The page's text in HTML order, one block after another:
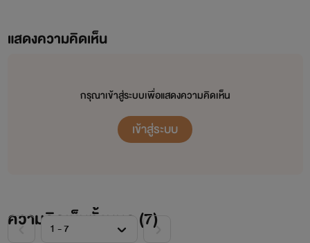
เวหาผู้นำทัพหลวงเพียงลำพังพระองค์เดียว นั่นทำให้พระนาง
คำตอบที่ได้คือ ผู้นำทัพหลวงจันผาคำนคร ยอมถอยทัพโดยง่าย
เพื่อรักษาชีวิตของเชลยศึกเพียงคนเดียว ทำให้พระนางปิ่นขวัญ ยัง
คงเข้าใจว่า ผู้ที่อยู่บนหลังช้างคือราชบุตรแห่ง จันผาคำนคร
พระทัย กริ้วหนัก โวยวายในห้องขัง อยู่เพียงลำพัง ต่อว่า เวหาโข่
เขลาหลงเชื่อคำพาทีของอิสตรีโดยง่าย ใยถึงไม่บุกตีเมืองศรีจำปา
แสดงความคิดเห็น
กรุณาเข้าสู่ระบบเพื่อแสดงความคิดเห็น
เข้าสู่ระบบ
ความคิดเห็นทั้งหมด (7)